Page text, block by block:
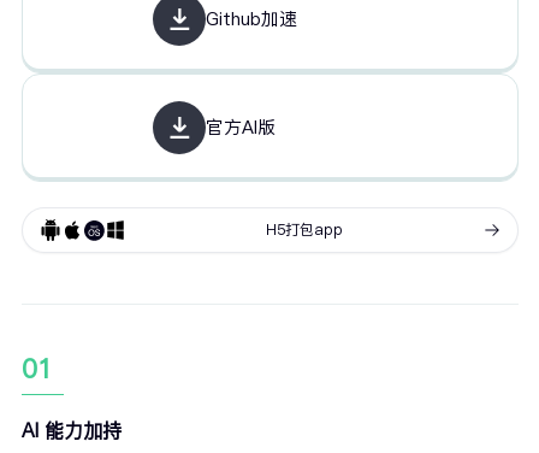
Github加速
官方AI版
H5打包app
01
AI 能力加持